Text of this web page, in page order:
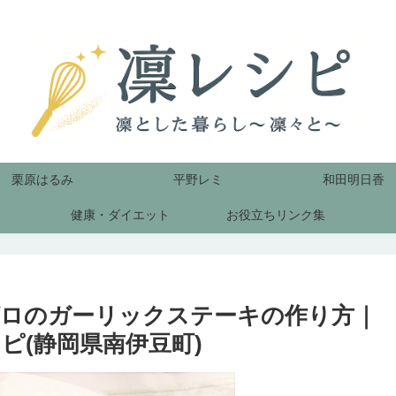
栗原はるみ 平野レミ 和田明日香
健康・ダイエット お役立ちリンク集
のガーリックステーキの作り方｜
(静岡県南伊豆町)